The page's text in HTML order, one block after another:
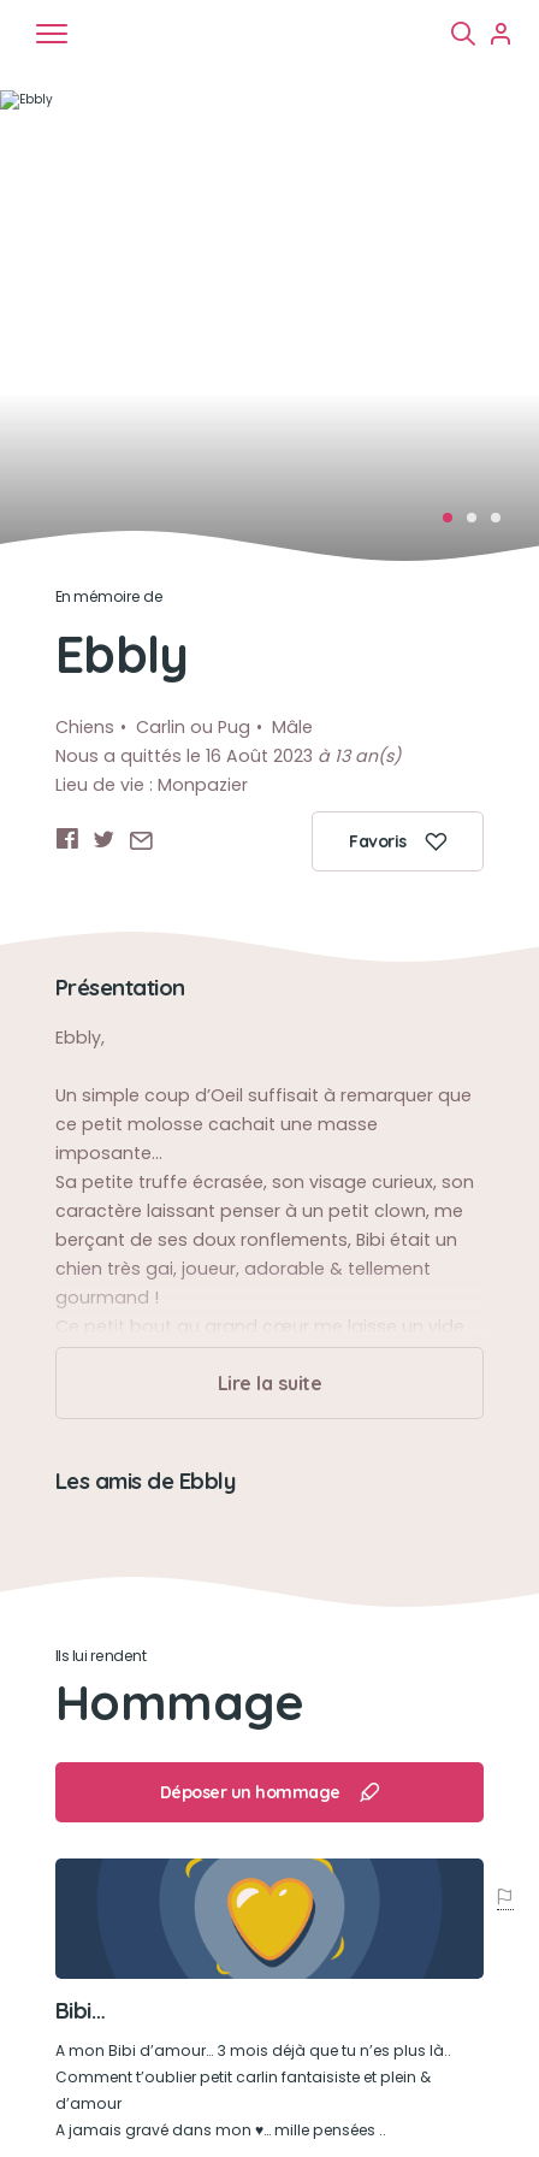
En mémoire de
Ebbly
Chiens Carlin ou Pug
Mâle
Nous a quittés le 16 Août 2023 à 13 an(s)
Lieu de vie : Monpazier
Favoris
Présentation
Ebbly,
Un simple coup d’Oeil suffisait à remarquer que
ce petit molosse cachait une masse
imposante…
Sa petite truffe écrasée, son visage curieux, son
caractère laissant penser à un petit clown, me
berçant de ses doux ronflements, Bibi était un
chien très gai, joueur, adorable & tellement
gourmand !
Ce petit bout au grand cœur me laisse un vide
immense nous avons vécu 13 belles et longues
années , inséparables à jamais…..
❤️
L.épicerie du village (rayon fromage)…
Sa bêtise préférée
Manger manger manger..... 🍖🦴
Son caractère
Doux,rigolo,aimant, fidèle, un amour de toutou
Son jouet préféré
Ses peluches, vache & grenouille
Les promenades surtout le shopping Bibi adorait
m’accompagner faire des courses
Lire la suite
Les amis de Ebbly
Ils lui rendent
Hommage
Déposer un hommage
Bibi…
A mon Bibi d’amour… 3 mois déjà que tu n’es plus là..
Comment t’oublier petit carlin fantaisiste et plein &
d’amour
A jamais gravé dans mon ♥️… mille pensées ..